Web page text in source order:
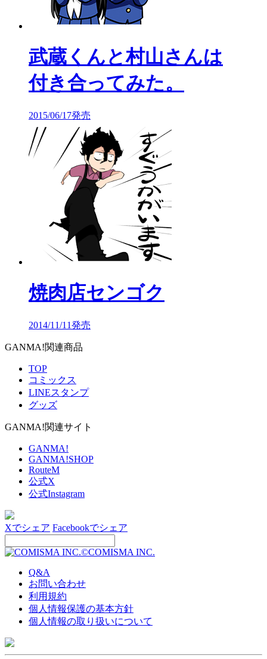
武蔵くんと村山さんは
付き合ってみた。
2015/06/17発売
焼肉店センゴク
2014/11/11発売
GANMA!関連商品
TOP
コミックス
LINEスタンプ
グッズ
GANMA!関連サイト
GANMA!
GANMA!SHOP
RouteM
公式X
公式Instagram
Xでシェア Facebookでシェア
©COMISMA INC.
Q&A
お問い合わせ
利用規約
個人情報保護の基本方針
個人情報の取り扱いについて